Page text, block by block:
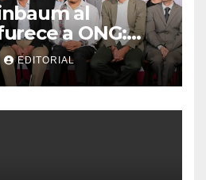
al
a ONG:
usarlo con
EDITORIAL